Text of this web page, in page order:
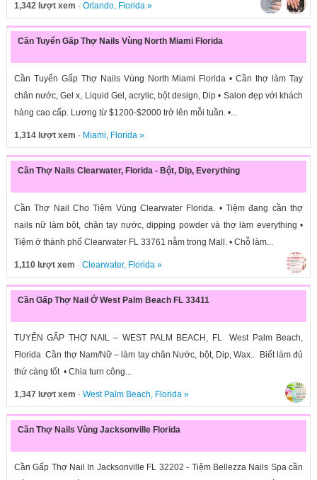
1,342 lượt xem · Orlando, Florida»
Cần Tuyển Gấp Thợ Nails Vùng North Miami Florida
Cần Tuyển Gấp Thợ Nails Vùng North Miami Florida • Cần thợ làm Tay
chân nước, Gel x, Liquid Gel, acrylic, bột design, Dip • Salon đẹp với khách
hàng cao cấp. Lương từ $1200-$2000 trở lên mỗi tuần. •...
1,314 lượt xem · Miami, Florida»
Cần Thợ Nails Clearwater, Florida - Bột, Dip, Everything
Cần Thợ Nail Cho Tiệm Vùng Clearwater Florida. • Tiệm đang cần thợ
nails nữ làm bột, chân tay nước, dipping powder và thợ làm everything •
Tiệm ở thành phố Clearwater FL 33761 nằm trong Mall. • Chỗ làm...
1,110 lượt xem · Clearwater, Florida»
Cần Gấp Thợ Nail Ở West Palm Beach FL 33411
TUYỂN GẤP THỢ NAIL – WEST PALM BEACH, FL West Palm Beach,
Florida Cần thợ Nam/Nữ – làm tay chân Nước, bột, Dip, Wax.. Biết làm đủ
thứ càng tốt • Chia turn công...
1,347 lượt xem · West Palm Beach, Florida»
Cần Thợ Nails Vùng Jacksonville Florida
Cần Gấp Thợ Nail In Jacksonville FL 32202 - Tiệm Bellezza Nails Spa cần